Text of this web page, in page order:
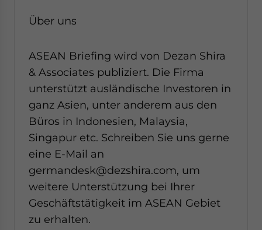
Über uns
ASEAN Briefing wird von Dezan Shira
& Associates publiziert. Die Firma
unterstützt ausländische Investoren in
ganz Asien, unter anderem aus den
Büros in Indonesien, Malaysia,
Singapur etc. Schreiben Sie uns gerne
eine E-Mail an
germandesk@dezshira.com, um
weitere Unterstützung bei Ihrer
Geschäftstätigkeit im ASEAN Gebiet
zu erhalten.